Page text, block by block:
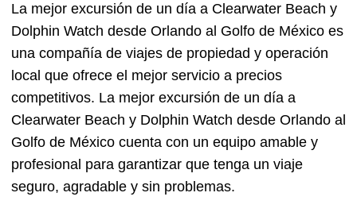
La mejor excursión de un día a Clearwater Beach y
Dolphin Watch desde Orlando al Golfo de México es
una compañía de viajes de propiedad y operación
local que ofrece el mejor servicio a precios
competitivos. La mejor excursión de un día a
Clearwater Beach y Dolphin Watch desde Orlando al
Golfo de México cuenta con un equipo amable y
profesional para garantizar que tenga un viaje
seguro, agradable y sin problemas.